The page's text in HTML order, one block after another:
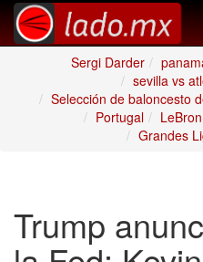
Sergi Darder
sevilla vs
Selección de baloncesto
Portugal
Grandes
Trump